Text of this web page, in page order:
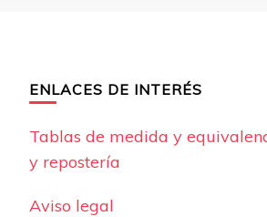
ENLACES DE INTERÉS
Tablas de medida y
y repostería
Aviso legal